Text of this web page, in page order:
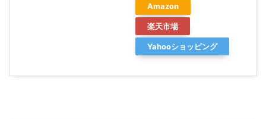
Amazon
楽天市場
Yahooショッピング